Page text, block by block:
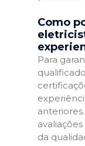
Como
Para
da